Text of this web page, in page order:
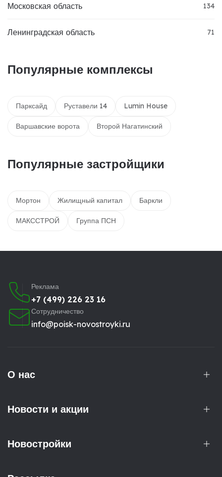
Московская область 134
Ленинградская область 71
Популярные комплексы
Парксайд Руставели 14 Lumin House
Варшавские ворота Второй Нагатинский
Популярные застройщики
Мортон Жилищный капитал Баркли
МАКССТРОЙ Группа ПСН
Реклама
+7 (499) 226 23 16
Сотрудничество
info@poisk-novostroyki.ru
О нас
Новости и акции
Новостройки